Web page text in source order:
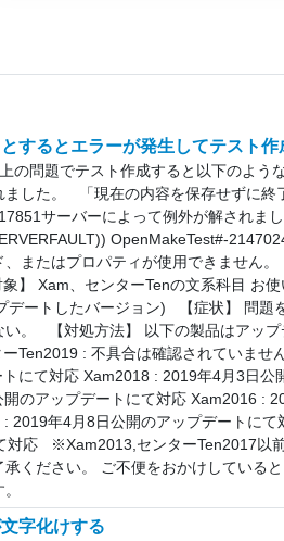
するとエラーが発生してテスト作
の問題でテスト作成すると以下のよう
ました。 「現在の内容を保存せずに終
サーバーによって例外が解されま
OpenMakeTest#-
またはプロパティが使用できません
】 Xam、センターTenの文系科目 お使
デートしたバージョン) 【症状】 問題
。 【対処方法】 以下の製品はアップ
Ten2019 : 不具合は確認されていませ
にて対応 Xam2018 : 2019年4月3日公
のアップデートにて対応 Xam2016 :
2019年4月8日公開のアップデートに
対応 ※Xam2013,センターTen2017以
ください。 ご不便をおかけしていると
。
字化けする